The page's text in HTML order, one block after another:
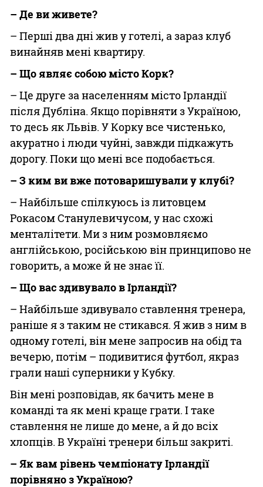
– Де ви живете?
– Перші два дні жив у готелі, а зараз клуб
винайняв мені квартиру.
– Що являє собою місто Корк?
– Це друге за населенням місто Ірландії
після Дубліна. Якщо порівняти з Україною,
то десь як Львів. У Корку все чистенько,
акуратно і люди чуйні, завжди підкажуть
дорогу. Поки що мені все подобається.
– З ким ви вже потоваришували у клубі?
– Найбільше спілкуюсь із литовцем
Рокасом Станулевичусом, у нас схожі
менталітети. Ми з ним розмовляємо
англійською, російською він принципово не
говорить, а може й не знає її.
– Що вас здивувало в Ірландії?
– Найбільше здивувало ставлення тренера,
раніше я з таким не стикався. Я жив з ним в
одному готелі, він мене запросив на обід та
вечерю, потім – подивитися футбол, якраз
грали наші суперники у Кубку.
Він мені розповідав, як бачить мене в
команді та як мені краще грати. І таке
ставлення не лише до мене, а й до всіх
хлопців. В Україні тренери більш закриті.
– Як вам рівень чемпіонату Ірландії
порівняно з Україною?